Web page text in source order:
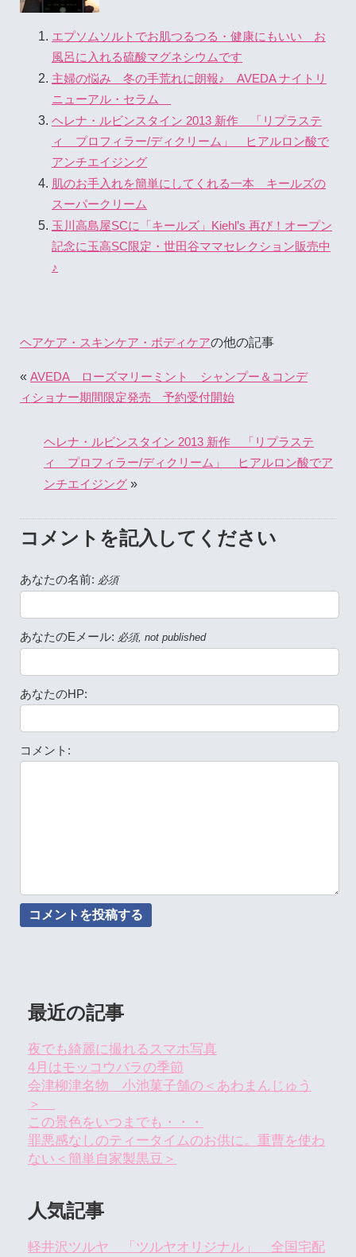
エプソムソルトでお肌つるつる・健康にもいい お
風呂に入れる硫酸マグネシウムです
主婦の悩み 冬の手荒れに朗報♪ AVEDA ナイトリ
ニューアル・セラム
ヘレナ・ルビンスタイン 2013 新作 「リプラステ
ィ プロフィラー/ディクリーム」 ヒアルロン酸で
アンチエイジング
肌のお手入れを簡単にしてくれる一本 キールズの
スーパークリーム
玉川高島屋SCに「キールズ」Kiehl’s 再び！オープン
記念に玉高SC限定・世田谷ママセレクション販売中
♪
ヘアケア・スキンケア・ボディケアの他の記事
« AVEDA ローズマリーミント シャンプー＆コンデ
ィショナー期間限定発売 予約受付開始
ヘレナ・ルビンスタイン 2013 新作 「リプラステ
ィ プロフィラー/ディクリーム」 ヒアルロン酸でア
ンチエイジング »
コメントを記入してください
あなたの名前: 必須
あなたのEメール: 必須, not published
あなたのHP:
コメント:
最近の記事
夜でも綺麗に撮れるスマホ写真
4月はモッコウバラの季節
会津柳津名物 小池菓子舗の＜あわまんじゅう
＞
この景色をいつまでも・・・
罪悪感なしのティータイムのお供に。重曹を使わ
ない＜簡単自家製黒豆＞
人気記事
軽井沢ツルヤ 「ツルヤオリジナル」 全国宅配